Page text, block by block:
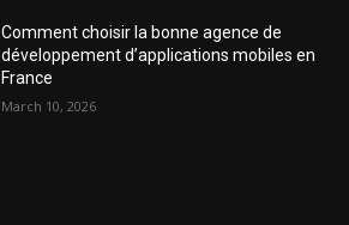
Comment choisir la bonne agence de
développement d’applications mobiles en
France
March 10, 2026